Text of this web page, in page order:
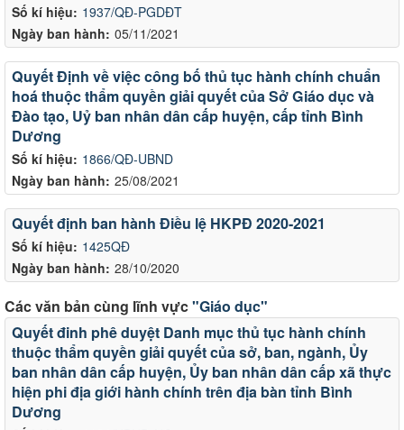
Số kí hiệu: 1937/QĐ-PGDĐT
Ngày ban hành: 05/11/2021
Số kí hiệu: 1866/QĐ-UBND
Ngày ban hành: 25/08/2021
Quyết Định về việc công bố thủ tục hành chính chuẩn
hoá thuộc thẩm quyền giải quyết của Sở Giáo dục và
Đào tạo, Uỷ ban nhân dân cấp huyện, cấp tỉnh Bình
Dương
Số kí hiệu: 1425QĐ
Ngày ban hành: 28/10/2020
Quyết định ban hành Điều lệ HKPĐ 2020-2021
Các văn bản cùng lĩnh vực"Giáo dục"
Quyết đinh phê duyệt Danh mục thủ tục hành chính
thuộc thẩm quyền giải quyết của sở, ban, ngành, Ủy
ban nhân dân cấp huyện, Ủy ban nhân dân cấp xã thực
hiện phi địa giới hành chính trên địa bàn tỉnh Bình
Dương